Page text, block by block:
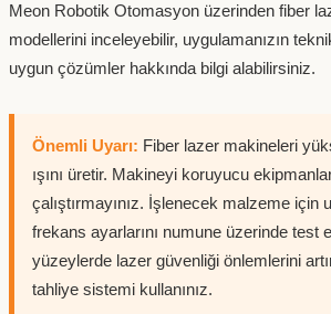
Meon Robotik Otomasyon üzerinden fiber
modellerini inceleyebilir, uygulamanızın
uygun çözümler hakkında bilgi alabilirsiniz.
Önemli Uyarı: Fiber lazer makineleri
ışını üretir. Makineyi koruyucu
çalıştırmayınız. İşlenecek malzeme için
frekans ayarlarını numune üzerinde test
yüzeylerde lazer güvenliği önlemlerini
tahliye sistemi kullanınız.